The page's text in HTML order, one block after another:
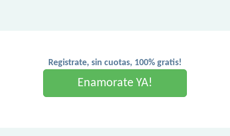
Registrate, sin cuotas, 100% gratis!
Enamorate YA!